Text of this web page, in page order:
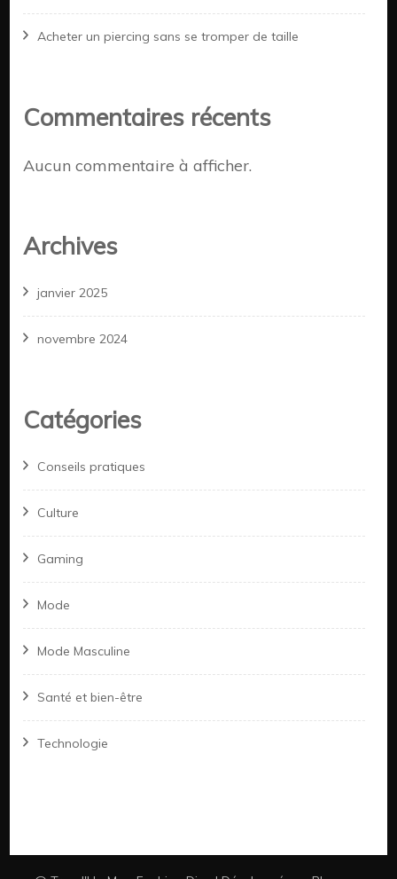
Acheter un piercing sans se tromper de taille
Commentaires récents
Aucun commentaire à afficher.
Archives
janvier 2025
novembre 2024
Catégories
Conseils pratiques
Culture
Gaming
Mode
Mode Masculine
Santé et bien-être
Technologie